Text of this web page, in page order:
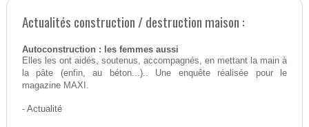
Actualités construction / destruction maison :
Autoconstruction : les femmes aussi
Elles les ont aidés, soutenus, accompagnés, en mettant la main à
la pâte (enfin, au béton...).. Une enquête réalisée pour le
magazine MAXI.
- Actualité